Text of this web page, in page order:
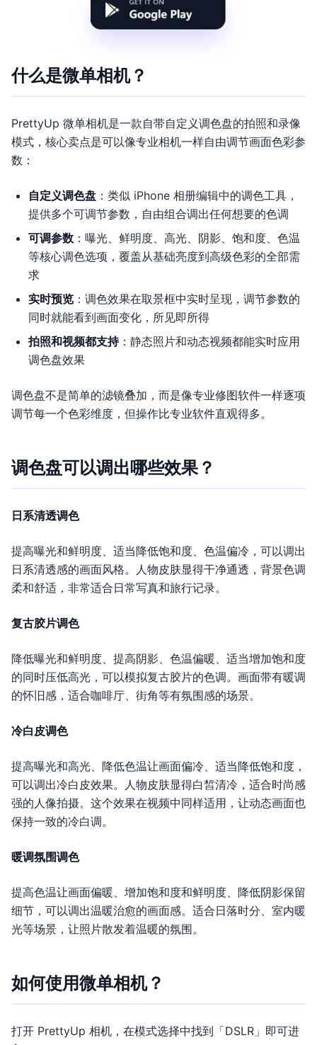
什么是微单相机？
PrettyUp 微单相机是一款自带自定义调色盘的拍照和录像
模式，核心卖点是可以像专业相机一样自由调节画面色彩参
数：
自定义调色盘 ：类似 iPhone 相册编辑中的调色工具，
提供多个可调节参数，自由组合调出任何想要的色调
可调参数 ：曝光、鲜明度、高光、阴影、饱和度、色温
等核心调色选项，覆盖从基础亮度到高级色彩的全部需
求
实时预览 ：调色效果在取景框中实时呈现，调节参数的
同时就能看到画面变化，所见即所得
拍照和视频都支持：静态照片和动态视频都能实时应用
调色盘效果
调色盘不是简单的滤镜叠加，而是像专业修图软件一样逐项
调节每一个色彩维度，但操作比专业软件直观得多。
调色盘可以调出哪些效果？
日系清透调色
提高曝光和鲜明度、适当降低饱和度、色温偏冷，可以调出
日系清透感的画面风格。人物皮肤显得干净通透，背景色调
柔和舒适，非常适合日常写真和旅行记录。
复古胶片调色
降低曝光和鲜明度、提高阴影、色温偏暖、适当增加饱和度
的同时压低高光，可以模拟复古胶片的色调。画面带有暖调
的怀旧感，适合咖啡厅、街角等有氛围感的场景。
冷白皮调色
提高曝光和高光、降低色温让画面偏冷、适当降低饱和度，
可以调出冷白皮效果。人物皮肤显得白皙清冷，适合时尚感
强的人像拍摄。这个效果在视频中同样适用，让动态画面也
保持一致的冷白调。
暖调氛围调色
提高色温让画面偏暖、增加饱和度和鲜明度、降低阴影保留
细节，可以调出温暖治愈的画面感。适合日落时分、室内暖
光等场景，让照片散发着温暖的氛围。
如何使用微单相机？
打开 PrettyUp 相机，在模式选择中找到「DSLR」即可进